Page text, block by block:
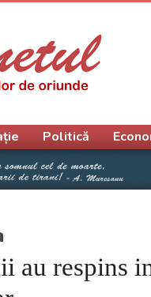
au respins
Politică